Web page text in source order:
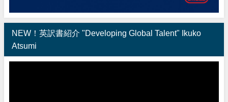
NEW！英訳書紹介 "Developing Global Talent" Ikuko
Atsumi